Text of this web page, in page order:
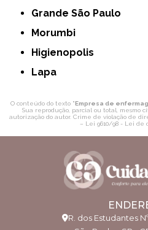
Grande São Paulo
Morumbi
Higienopolis
Lapa
O conteúdo do texto "Empresa de
Sua reprodução, parcial ou total, mesmo
autorização do autor. Crime de violação de
– Lei 9610/98 - Lei de
R. dos Estudantes